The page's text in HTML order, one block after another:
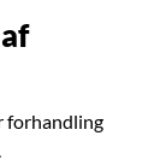
forhandling